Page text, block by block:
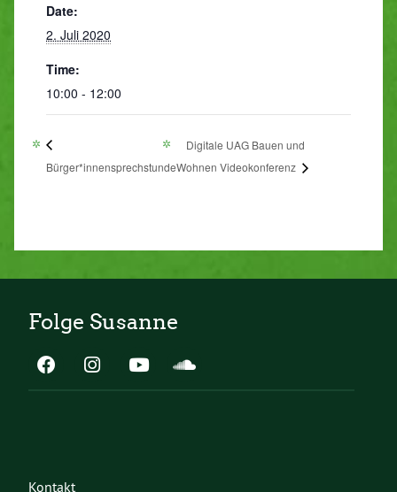
Date:
2. Juli 2020
Time:
10:00 - 12:00
Bürger*innensprechstunde
Digitale UAG Bauen und
Wohnen Videokonferenz
Folge Susanne
Kontakt